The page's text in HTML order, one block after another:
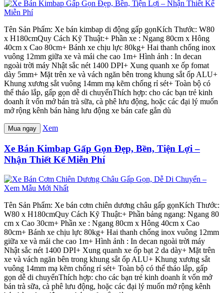
Tên Sản Phẩm: Xe bán kimbap di động gấp gọnKích Thước: W80
x H180cmQuy Cách Kỹ Thuật:+ Phần xe : Ngang 80cm x Hông
40cm x Cao 80cm+ Bánh xe chịu lực 80kg+ Hai thanh chống inox
vuông 12mm giữa xe và mái che cao 1m+ Hình ảnh : In decan
ngoài trời máy Nhật sắc nét 1400 DPI+ Xung quanh xe ốp fomat
dày 5mm+ Mặt trên xe và vách ngăn bên trong khung sắt ốp ALU+
Khung xương sắt vuông 14mm mạ kẽm chống rỉ sét+ Toàn bộ có
thể tháo lắp, gấp gọn dễ di chuyểnThích hợp: cho các bạn trẻ kinh
doanh ít vốn mở bán trà sữa, cà phê lưu động, hoặc các đại lý muốn
mở rộng kênh bán hàng lưu động xe bán cafe gắn dù
Mua ngay Xem
Xe Bán Kimbap Gấp Gọn Đẹp, Bền, Tiện Lợi –
Nhận Thiết Kế Miễn Phí
Tên Sản Phẩm: Xe bán cơm chiên dương châu gấp gọnKích Thước:
W80 x H180cmQuy Cách Kỹ Thuật:+ Phần bảng ngang: Ngang 80
cm x Cao 30cm+ Phần xe : Ngang 80cm x Hông 40cm x Cao
80cm+ Bánh xe chịu lực 80kg+ Hai thanh chống inox vuông 12mm
giữa xe và mái che cao 1m+ Hình ảnh : In decan ngoài trời máy
Nhật sắc nét 1400 DPI+ Xung quanh xe ốp bạt 2 da dày+ Mặt trên
xe và vách ngăn bên trong khung sắt ốp ALU+ Khung xương sắt
vuông 14mm mạ kẽm chống rỉ sét+ Toàn bộ có thể tháo lắp, gấp
gọn dễ di chuyểnThích hợp: cho các bạn trẻ kinh doanh ít vốn mở
bán trà sữa, cà phê lưu động, hoặc các đại lý muốn mở rộng kênh